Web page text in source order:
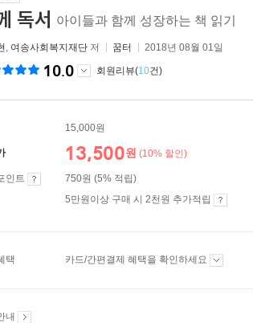
독서 아이들과 함께 성장하는 책 읽기
, 여송사회복지재단 저 꿈터 2018년 08월 01일
10.0 회원리뷰(10건)
15,000원
13,500원 (10% 할인)
인트
750원 (5% 적립)
5만원이상 구매 시 2천원 추가적립
택 카드/간편결제 혜택을 확인하세요
내